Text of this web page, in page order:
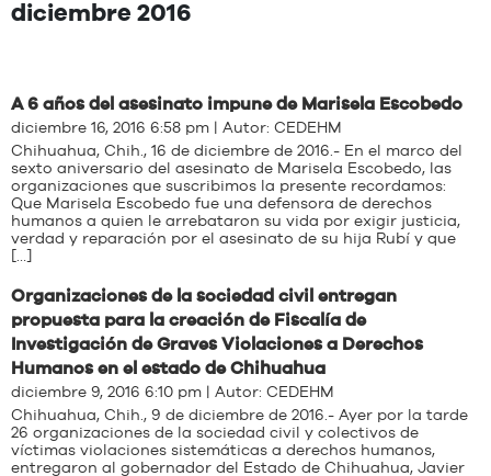
diciembre 2016
A 6 años del asesinato impune de Marisela Escobedo
diciembre 16, 2016 6:58 pm | Autor: CEDEHM
Chihuahua, Chih., 16 de diciembre de 2016.- En el marco del
sexto aniversario del asesinato de Marisela Escobedo, las
organizaciones que suscribimos la presente recordamos:
Que Marisela Escobedo fue una defensora de derechos
humanos a quien le arrebataron su vida por exigir justicia,
verdad y reparación por el asesinato de su hija Rubí y que
[…]
Organizaciones de la sociedad civil entregan
propuesta para la creación de Fiscalía de
Investigación de Graves Violaciones a Derechos
Humanos en el estado de Chihuahua
diciembre 9, 2016 6:10 pm | Autor: CEDEHM
Chihuahua, Chih., 9 de diciembre de 2016.- Ayer por la tarde
26 organizaciones de la sociedad civil y colectivos de
víctimas violaciones sistemáticas a derechos humanos,
entregaron al gobernador del Estado de Chihuahua, Javier